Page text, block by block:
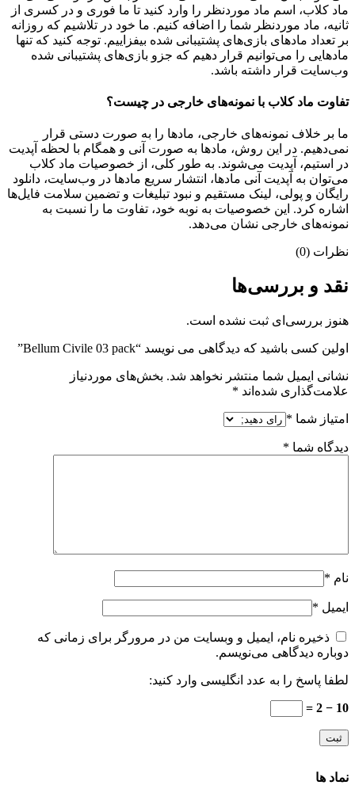
ماد کلاب، اسم ماد موردنظر را وارد کنید تا ما فوری و در کسری از
ثانیه، ماد موردنظر شما را اضافه کنیم. ما خود در تلاشیم که روزانه
بر تعداد مادهای بازی‌های پشتیبانی شده بیفزاییم. توجه کنید که تنها
مادهایی را می‌توانیم قرار دهیم که جزو بازی‌های پشتیبانی شده
وب‌سایت قرار داشته باشد.
تفاوت ماد کلاب با نمونه‌های خارجی در چیست؟
ما بر خلاف نمونه‌های خارجی، مادها را به صورت دستی قرار
نمی‌دهیم. در این روش، مادها به صورت آنی و همگام با لحظه آپدیت
در استیم، آپدیت می‌شوند. به طور کلی، از خصوصیات ماد کلاب
می‌‌توان به آپدیت آنی مادها، انتشار سریع مادها در وب‌سایت، دانلود
رایگان و پولی، لینک مستقیم و نبود تبلیغات و تضمین سلامت فایل‌ها
اشاره کرد. این خصوصیات به نوبه خود، تفاوت ما را نسبت به
نمونه‌های خارجی نشان می‌دهد.
نظرات (0)
نقد و بررسی‌ها
هنوز بررسی‌ای ثبت نشده است.
اولین کسی باشید که دیدگاهی می نویسد “Bellum Civile 03 pack”
نشانی ایمیل شما منتشر نخواهد شد. بخش‌های موردنیاز
علامت‌گذاری شده‌اند *
امتیاز شما *
دیدگاه شما *
نام *
ایمیل *
ذخیره نام، ایمیل و وبسایت من در مرورگر برای زمانی که
دوباره دیدگاهی می‌نویسم.
لطفا پاسخ را به عدد انگلیسی وارد کنید:
10 − 2 =
نماد ها